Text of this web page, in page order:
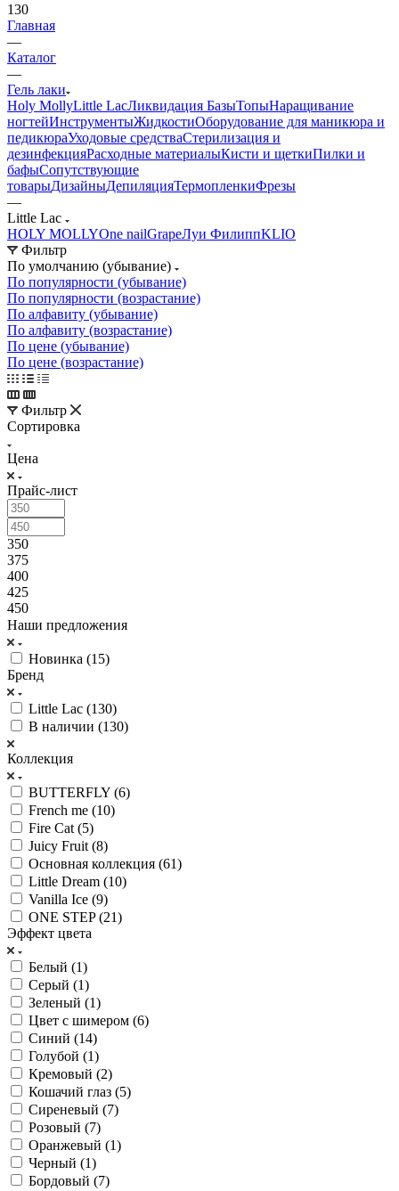
130
Главная
—
Каталог
—
Гель лаки
Holy MollyLittle LacЛиквидация БазыТопыНаращивание
ногтейИнструментыЖидкостиОборудование для маникюра и
педикюраУходовые средстваСтерилизация и
дезинфекцияРасходные материалыКисти и щеткиПилки и
бафыСопутствующие
товарыДизайныДепиляцияТермопленкиФрезы
—
Little Lac
HOLY MOLLYOne nailGrapeЛуи ФилиппKLIO
Фильтр
По умолчанию (убывание)
По популярности (убывание)
По популярности (возрастание)
По алфавиту (убывание)
По алфавиту (возрастание)
По цене (убывание)
По цене (возрастание)
Фильтр
Сортировка
Цена
Прайс-лист
350
375
400
425
450
Наши предложения
Новинка (15)
Бренд
Little Lac (130)
В наличии (130)
Коллекция
BUTTERFLY (6)
French me (10)
Fire Cat (5)
Juicy Fruit (8)
Основная коллекция (61)
Little Dream (10)
Vanilla Ice (9)
ONE STEP (21)
Эффект цвета
Белый (1)
Серый (1)
Зеленый (1)
Цвет с шимером (6)
Синий (14)
Голубой (1)
Кремовый (2)
Кошачий глаз (5)
Сиреневый (7)
Розовый (7)
Оранжевый (1)
Черный (1)
Бордовый (7)